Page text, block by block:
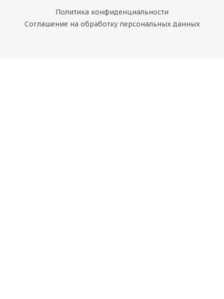
Политика конфиденциальности
Соглашение на обработку персональных данных